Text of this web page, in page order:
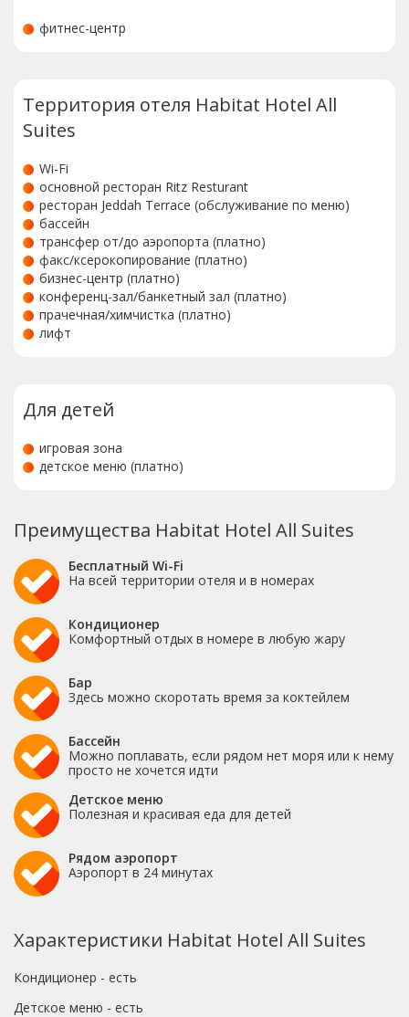
фитнес-центр
Территория отеля Habitat Hotel All
Suites
Wi-Fi
основной ресторан Ritz Resturant
ресторан Jeddah Terrace (обслуживание по меню)
бассейн
трансфер от/до аэропорта (платно)
факс/ксерокопирование (платно)
бизнес-центр (платно)
конференц-зал/банкетный зал (платно)
прачечная/химчистка (платно)
лифт
Для детей
игровая зона
детское меню (платно)
Преимущества Habitat Hotel All Suites
Бесплатный Wi-Fi
На всей территории отеля и в номерах
Кондиционер
Комфортный отдых в номере в любую жару
Бар
Здесь можно скоротать время за коктейлем
Бассейн
Можно поплавать, если рядом нет моря или к нему
просто не хочется идти
Детское меню
Полезная и красивая еда для детей
Рядом аэропорт
Аэропорт в 24 минутах
Характеристики Habitat Hotel All Suites
Кондиционер - есть
Детское меню - есть